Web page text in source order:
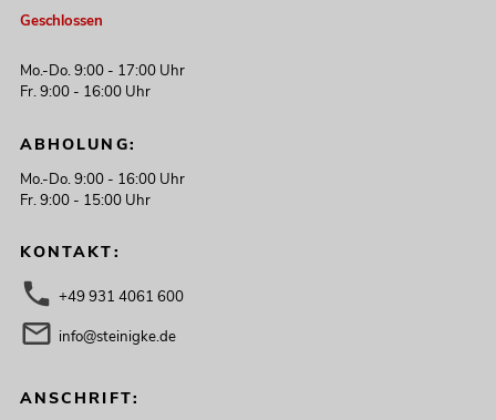
Geschlossen
Mo.-Do. 9:00 - 17:00 Uhr
Fr. 9:00 - 16:00 Uhr
ABHOLUNG:
Mo.-Do. 9:00 - 16:00 Uhr
Fr. 9:00 - 15:00 Uhr
KONTAKT:
+49 931 4061 600
info@steinigke.de
ANSCHRIFT: